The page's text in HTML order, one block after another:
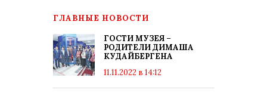
ГЛАВНЫЕ НОВОСТИ
ГОСТИ МУЗЕЯ –
РОДИТЕЛИ ДИМАША
КУДАЙБЕРГЕНА
11.11.2022 в 14:12